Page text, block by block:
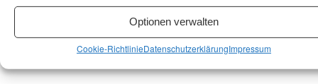
Optionen verwalten
Cookie-RichtlinieDatenschutzerklärungImpressum
fürs gebotene eigentlich zu günstig sind bzw.
Preisleistung kaum zu toppen ist. Im
folgenden Link (hORNS- Vertrieb) könnt Ihr
den vollständigen…..